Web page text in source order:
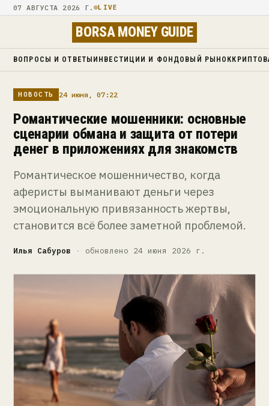
07 АВГУСТА 2026 Г. LIVE
BORSA MONEY GUIDE
ВОПРОСЫ И ОТВЕТЫ ИНВЕСТИЦИИ И ФОНДОВЫЙ РЫНОК
НОВОСТЬ 24 июня, 07:22
Романтические мошенники: основные
сценарии обмана и защита от потери
денег в приложениях для знакомств
Романтическое мошенничество, когда
аферисты выманивают деньги через
эмоциональную привязанность жертвы,
становится всё более заметной проблемой.
Илья Сабуров · обновлено 24 июня 2026 г.